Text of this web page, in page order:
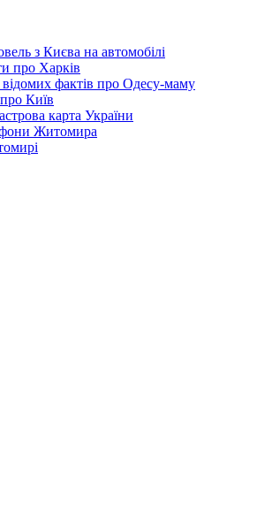
з Києва на автомобілі
про Харків
відомих фактів про Одесу-маму
Київ
карта України
Житомира